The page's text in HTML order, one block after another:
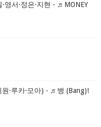
·영서·정은·지현 - ♬MONEY
원·루카·모아) - ♬뱅 (Bang)!